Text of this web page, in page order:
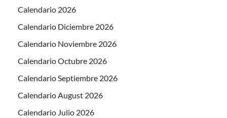
Calendario 2026
Calendario Diciembre 2026
Calendario Noviembre 2026
Calendario Octubre 2026
Calendario Septiembre 2026
Calendario August 2026
Calendario Julio 2026